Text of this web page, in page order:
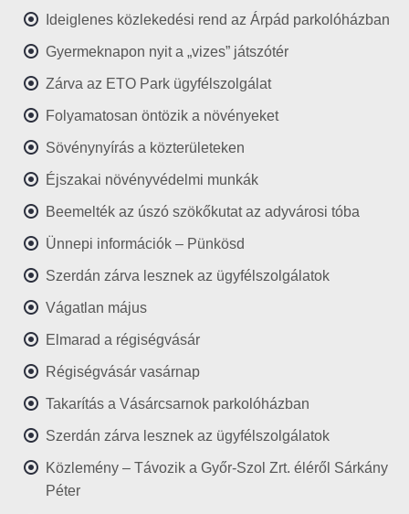
Ideiglenes közlekedési rend az Árpád parkolóházban
Gyermeknapon nyit a „vizes” játszótér
Zárva az ETO Park ügyfélszolgálat
Folyamatosan öntözik a növényeket
Sövénynyírás a közterületeken
Éjszakai növényvédelmi munkák
Beemelték az úszó szökőkutat az adyvárosi tóba
Ünnepi információk – Pünkösd
Szerdán zárva lesznek az ügyfélszolgálatok
Vágatlan május
Elmarad a régiségvásár
Régiségvásár vasárnap
Takarítás a Vásárcsarnok parkolóházban
Szerdán zárva lesznek az ügyfélszolgálatok
Közlemény – Távozik a Győr-Szol Zrt. éléről Sárkány
Péter